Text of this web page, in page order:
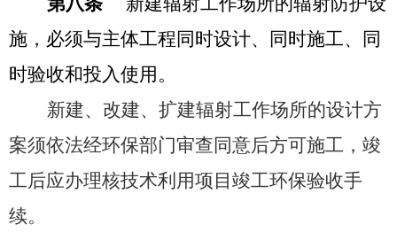
施，必须与主体工程同时设计、同时施工、同
时验收和投入使用。
新建、改建、扩建辐射工作场所的设计方
案须依法经环保部门审查同意后方可施工，竣
工后应办理核技术利用项目竣工环保验收手
续。